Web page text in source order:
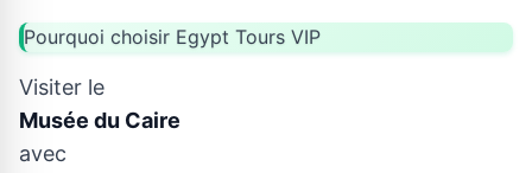
Pourquoi choisir Egypt Tours VIP
Visiter le
Musée du Caire
avec